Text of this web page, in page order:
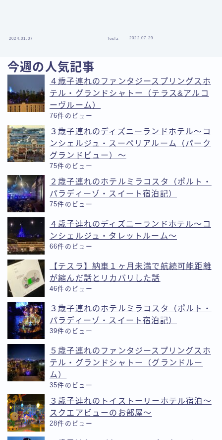
2024.01.07 Tesla 2022.07.29
今週の人気記事
４歳子連れのファンタジースプリングスホ
テル・グランドシャトー（テラス&アルコ
ーヴルーム）
76件のビュー
３歳子連れのディズニーランドホテル〜コ
ンシェルジュ・スーペリアルーム（パーク
グランドビュー）〜
75件のビュー
２歳子連れのホテルミラコスタ（ポルト・
パラディーゾ・スイート宿泊記）
75件のビュー
４歳子連れのディズニーランドホテル〜コ
ンシェルジュ・タレットルーム〜
66件のビュー
【テスラ】納車１ヶ月未満で航続可能距離
が縮んだ話とリカバリした話
46件のビュー
３歳子連れのホテルミラコスタ（ポルト・
パラディーゾ・スイート宿泊記）
39件のビュー
５歳子連れのファンタジースプリングスホ
テル・グランドシャトー（グランドルー
ム）
35件のビュー
３歳子連れのトイストーリーホテル宿泊〜
スクエアビューのお部屋〜
28件のビュー